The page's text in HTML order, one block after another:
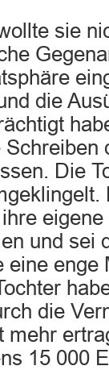
sie
die
Die
und sei
eine enge
die
mehr
15 000